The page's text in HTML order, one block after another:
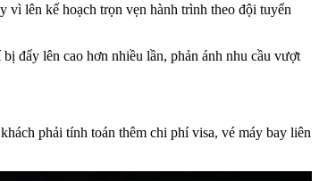
vì lên kế hoạch trọn vẹn hành trình theo đội tuyển
đẩy lên cao hơn nhiều lần, phản ánh nhu cầu vượt
phải tính toán thêm chi phí visa, vé máy bay liên